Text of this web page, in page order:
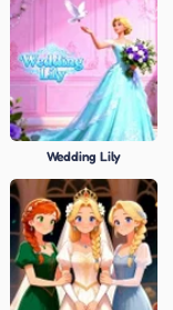
Wedding Lily